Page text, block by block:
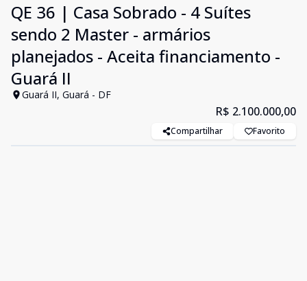
QE 36 | Casa Sobrado - 4 Suítes
sendo 2 Master - armários
planejados - Aceita financiamento -
Guará II
Guará II, Guará - DF
R$ 2.100.000,00
Compartilhar Favorito